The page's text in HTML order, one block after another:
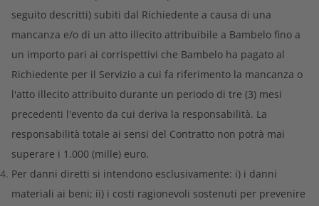
seguito descritti) subiti dal Richiedente a causa di una
mancanza e/o di un atto illecito attribuibile a Bambelo fino a
un importo pari ai corrispettivi che Bambelo ha pagato al
Richiedente per il Servizio a cui fa riferimento la mancanza o
l'atto illecito attribuito durante un periodo di tre (3) mesi
precedenti l'evento da cui deriva la responsabilità. La
responsabilità totale ai sensi del Contratto non potrà mai
superare i 1.000 (mille) euro.
Per danni diretti si intendono esclusivamente: i) i danni
materiali ai beni; ii) i costi ragionevoli sostenuti per prevenire